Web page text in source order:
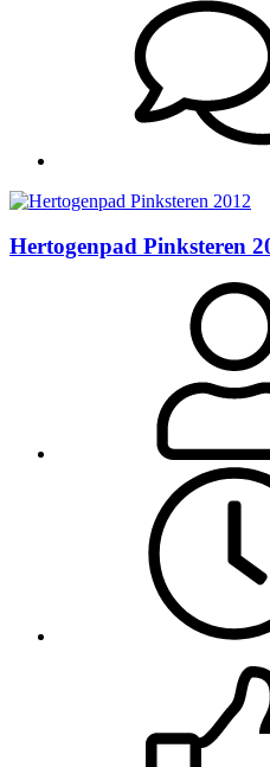
Hertogenpad Pinksteren